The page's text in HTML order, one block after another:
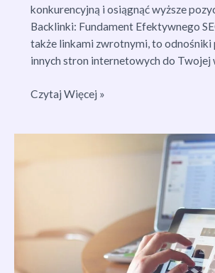
konkurencyjną i osiągnąć wyższe
Backlinki: Fundament Efektywnego
także linkami zwrotnymi, to odnośniki
innych stron internetowych do Twojej
Jak
w
Pozycjonowaniu
Czytaj Więcej »